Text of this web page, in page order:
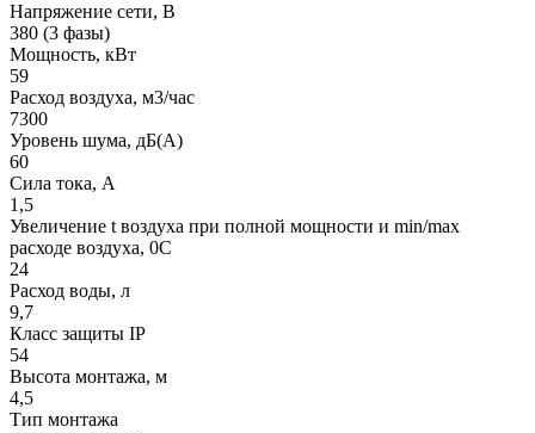
Напряжение сети, В
380 (3 фазы)
Мощность, кВт
59
Расход воздуха, м3/час
7300
Уровень шума, дБ(A)
60
Сила тока, A
1,5
Увеличение t воздуха при полной мощности и min/max
расходе воздуха, 0C
24
Расход воды, л
9,7
Класс защиты IP
54
Высота монтажа, м
4,5
Тип монтажа